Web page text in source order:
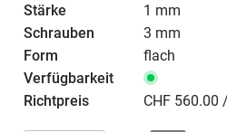
1 mm
3 mm
flach
CHF 560.00